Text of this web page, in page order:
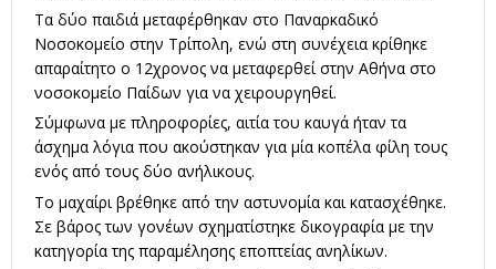
Τα δύο παιδιά μεταφέρθηκαν στο Παναρκαδικό
Νοσοκομείο στην Τρίπολη, ενώ στη συνέχεια κρίθηκε
απαραίτητο ο 12χρονος να μεταφερθεί στην Αθήνα στο
νοσοκομείο Παίδων για να χειρουργηθεί.
Σύμφωνα με πληροφορίες, αιτία του καυγά ήταν τα
άσχημα λόγια που ακούστηκαν για μία κοπέλα φίλη τους
ενός από τους δύο ανήλικους.
Το μαχαίρι βρέθηκε από την αστυνομία και κατασχέθηκε.
Σε βάρος των γονέων σχηματίστηκε δικογραφία με την
κατηγορία της παραμέλησης εποπτείας ανηλίκων.